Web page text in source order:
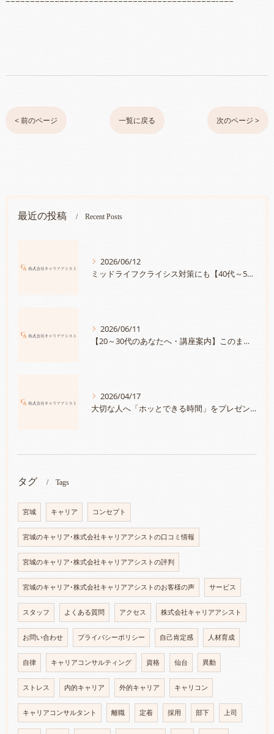
< 前のページ 一覧に戻る 次のページ >
最近の投稿 Recent Posts
2026/06/12
ミッドライフクライシス対策にも【40代～50代のあなたへ・講座案内】あなたが持つ宝物に気づいていますか？「人生は続く・自分の持つ宝物を見つけて、さらにキャリアに活かす方法」
2026/06/11
【20～30代のあなたへ・講座案内】このままでいいのかな？と思ったら「自分の＜大切にしたいこと＞と＜強み＞を知って、満足度100％のキャリアを手に入れる」
2026/04/17
大切な人へ「ホッとできる時間」をプレゼントしませんか？～チケット発売スタート～
タグ Tags
宮城 キャリア コンセプト
宮城のキャリア･株式会社キャリアアシストの口コミ情報
宮城のキャリア･株式会社キャリアアシストの評判
宮城のキャリア･株式会社キャリアアシストのお客様の声 サービス
スタッフ よくある質問 アクセス 株式会社キャリアアシスト
お問い合わせ プライバシーポリシー 自己肯定感 人材育成
自律 キャリアコンサルティング 資格 仙台 異動
ストレス 内的キャリア 外的キャリア キャリコン
キャリアコンサルタント 離職 定着 採用 部下 上司